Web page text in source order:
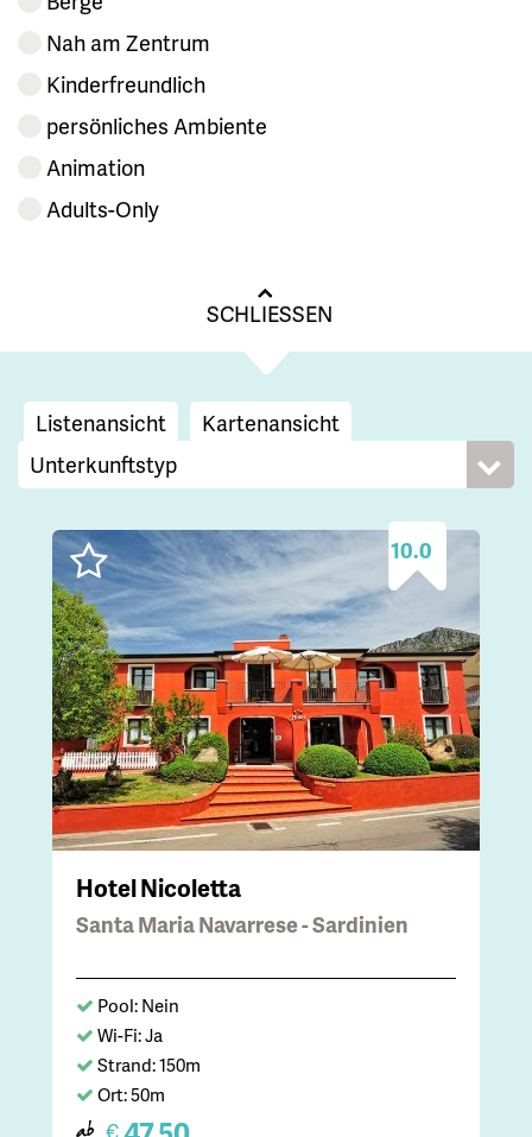
Nah am Zentrum
Kinderfreundlich
persönliches Ambiente
Animation
Adults-Only
SCHLIESSEN
Listenansicht Kartenansicht
10.0
Hotel Nicoletta
Santa Maria Navarrese - Sardinien
Pool: Nein
Wi-Fi: Ja
Strand: 150m
Ort: 50m
ab €